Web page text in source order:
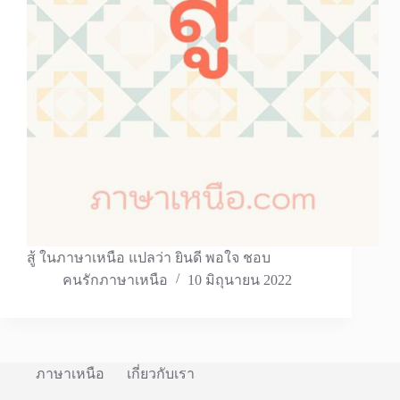
สู้ ในภาษาเหนือ แปลว่า ยินดี พอใจ ชอบ
คนรักภาษาเหนือ
10 มิถุนายน 2022
ภาษาเหนือ เกี่ยวกับเรา